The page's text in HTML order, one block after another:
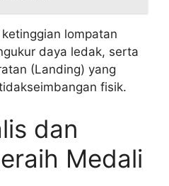
lompatan
daya ledak, serta
(Landing) yang
fisik.
dan
Medali